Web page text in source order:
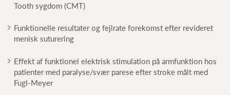
Tooth sygdom (CMT)
Funktionelle resultater og fejlrate forekomst efter revideret
menisk suturering
Effekt af funktionel elektrisk stimulation på armfunktion hos
patienter med paralyse/svær parese efter stroke målt med
Fugl-Meyer